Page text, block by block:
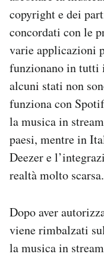
copyright e dei
concordati con le
varie applicazioni
funzionano in tutti
alcuni stati non
funziona con
la musica in
paesi, mentre in
Deezer e
realtà molto scarsa.
Dopo aver
viene rimbalzati
la musica in